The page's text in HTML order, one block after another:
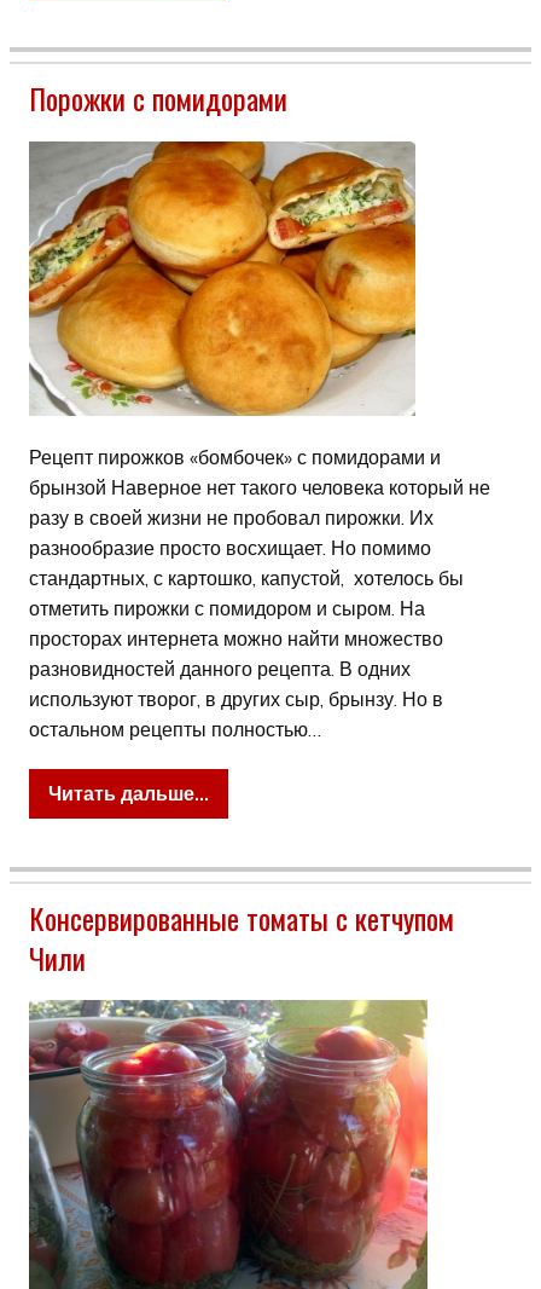
Порожки с помидорами
Рецепт пирожков «бомбочек» с помидорами и
брынзой Наверное нет такого человека который не
разу в своей жизни не пробовал пирожки. Их
разнообразие просто восхищает. Но помимо
стандартных, с картошко, капустой, хотелось бы
отметить пирожки с помидором и сыром. На
просторах интернета можно найти множество
разновидностей данного рецепта. В одних
используют творог, в других сыр, брынзу. Но в
остальном рецепты полностью…
Читать дальше...
Консервированные томаты с кетчупом
Чили